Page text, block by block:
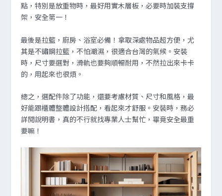
點，特別是放重物時，最好用實木層板，必要時加裝支撐
架，安全第一！
最後是拉籃，廚房、浴室必備！拿取深處物品超方便，尤
其是不鏽鋼拉籃，不怕潮濕，很適合台灣的氣候。安裝
時，尺寸要選對，滑軌也要夠順暢耐用，不然拉出來卡卡
的，用起來也很煩。
總之，選配件除了功能，還要考慮材質、尺寸和風格，最
好能跟櫃體整體設計搭配，看起來才舒服。安裝時，務必
詳閱說明書，真的不行就找專業人士幫忙，畢竟安全最重
要嘛！